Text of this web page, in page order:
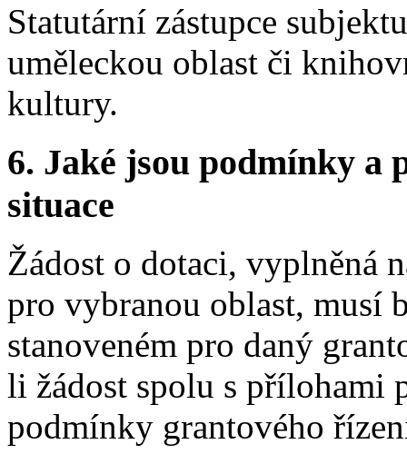
Statutární zástupce
uměleckou oblast či
kultury.
6. Jaké jsou podmínky a
situace
Žádost o dotaci, vyplněná
pro vybranou oblast, musí
stanoveném pro daný
li žádost spolu s přílohami
podmínky grantového